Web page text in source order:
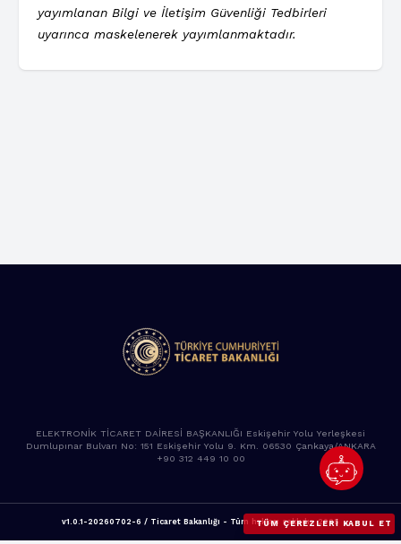
yayımlanan Bilgi ve İletişim Güvenliği Tedbirleri
uyarınca maskelenerek yayımlanmaktadır.
ELEKTRONİK TİCARET DAİRESİ BAŞKANLIĞI Eskişehir Yolu Yerleşkesi
Dumlupınar Bulvarı No: 151 Eskişehir Yolu 9. Km. 06530 Çankaya/ANKARA
+90 312 449 10 00
v1.0.1-20260702-6 / Ticaret Bakanlığı - Tüm hakları saklıdır. 2025
TÜM ÇEREZLERI KABUL ET